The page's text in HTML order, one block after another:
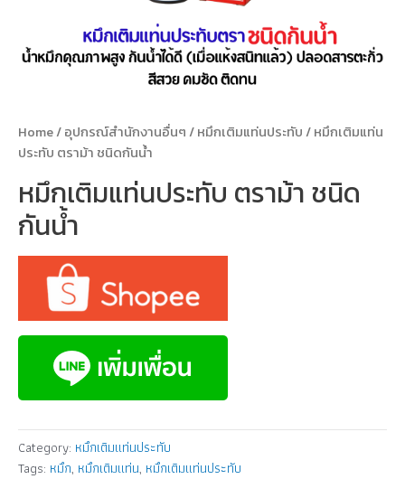
Home/อุปกรณ์สำนักงานอื่นๆ/หมึกเติมแท่นประทับ/ หมึกเติมแท่น
ประทับ ตราม้า ชนิดกันน้ำ
หมึกเติมแท่นประทับ ตราม้า ชนิด
กันน้ำ
Category: หมึกเติมแท่นประทับ
Tags: หมึก, หมึกเติมแท่น, หมึกเติมแท่นประทับ